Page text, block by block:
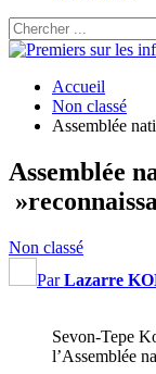
Accueil
Non classé
Assemblée
Assemblée
Non classé
ParLazarre
Sevon-Tepe
l’Assemblée